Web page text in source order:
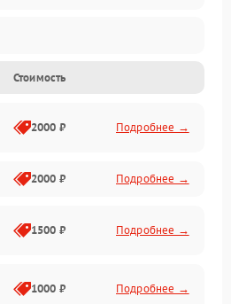
Стоимость
2000 ₽ Подробнее →
2000 ₽ Подробнее →
1500 ₽ Подробнее →
1000 ₽ Подробнее →